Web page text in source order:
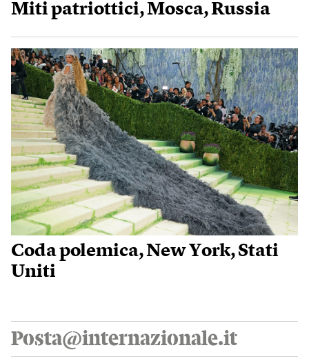
Miti patriottici, Mosca, Russia
Coda polemica, New York, Stati
Uniti
Posta@internazionale.it